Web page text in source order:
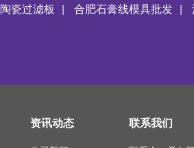
陶瓷过滤板 | 合肥石膏线模具批发 |
资讯动态 联系我们